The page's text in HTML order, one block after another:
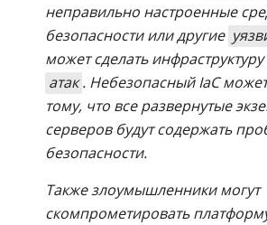
неправильно настроенные
безопасности или другие
может сделать
атак . Небезопасный IaC
тому, что все развернутые
серверов будут содержать
безопасности.
Также злоумышленники могут
скомпрометировать